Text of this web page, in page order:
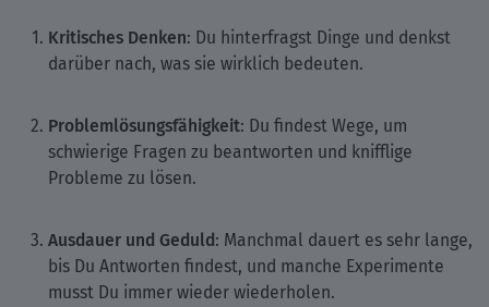
Kritisches Denken: Du hinterfragst Dinge und denkst
darüber nach, was sie wirklich bedeuten.
Problemlösungsfähigkeit: Du findest Wege, um
schwierige Fragen zu beantworten und knifflige
Probleme zu lösen.
Ausdauer und Geduld: Manchmal dauert es sehr lange,
bis Du Antworten findest, und manche Experimente
musst Du immer wieder wiederholen.